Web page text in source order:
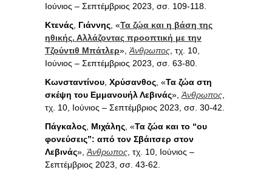
Ιούνιος – Σεπτέμβριος 2023, σσ. 109-118.
Κτενάς Γιάννης , «Τα ζώα και η βάση της
ηθικής. Αλλάζοντας προοπτική με την
Τζούντιθ Μπάτλερ», Άνθρωπος , τχ. 10,
Ιούνιος – Σεπτέμβριος 2023, σσ. 63-80.
Κωνσταντίνου Χρύσανθος , «Τα ζώα στη
σκέψη του Εμμανουήλ Λεβινάς», Άνθρωπος
τχ. 10, Ιούνιος – Σεπτέμβριος 2023, σσ. 30-42.
Πάγκαλος Μιχάλης , «Τα ζώα και το “ου
φονεύσεις”: από τον Σβάιτσερ στον
Λεβινάς», Άνθρωπος , τχ. 10, Ιούνιος –
Σεπτέμβριος 2023, σσ. 43-62.